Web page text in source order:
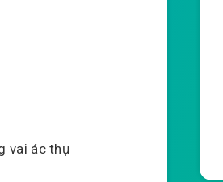
vai ác thụ